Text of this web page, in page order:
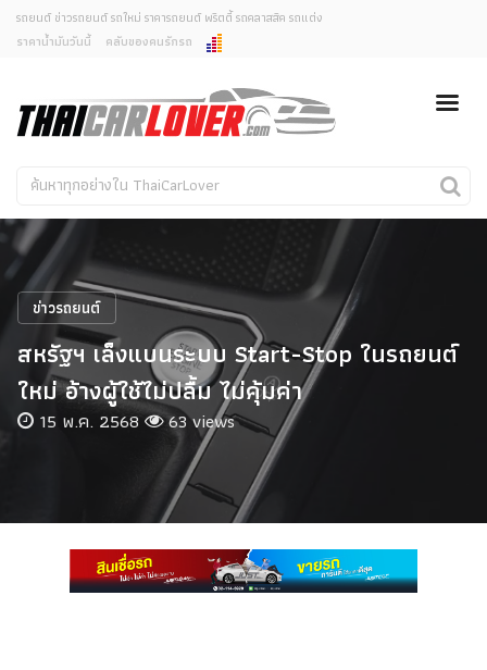
ยกเลิกการแจ้งเตือน
คุณต้องการยกเลิกการแจ้งเตือนข่าวสารเมื่อมีการอัพเดต
ใช่หรือไม่?
ไม่
รถยนต์ ข่าวรถยนต์ รถใหม่ ราคารถยนต์ พริตตี้ รถคลาสสิค รถแต่ง
ราคาน้ำมันวันนี้
คลับของคนรักรถ
รถใหม่
คนรักรถ
รถแต่ง
งานแสดงรถ
Car In The Movie
สเปคราคา รถยนต์
ข่าวรถยนต์
สหรัฐฯ เล็งแบนระบบ Start-Stop ในรถยนต์
ใหม่ อ้างผู้ใช้ไม่ปลื้ม ไม่คุ้มค่า
15 พ.ค. 2568 63 views